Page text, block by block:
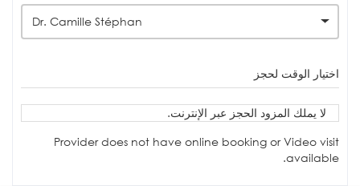
Dr. Camille Stéphan
اختيار الوقت لحجز
لا يملك المزود الحجز عبر الإنترنت.
Provider does not have online booking or Video visit
available.